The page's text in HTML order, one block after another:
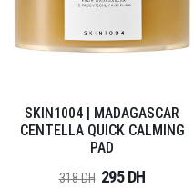
SKIN1004 | MADAGASCAR
CENTELLA QUICK CALMING
PAD
318 DH 295 DH